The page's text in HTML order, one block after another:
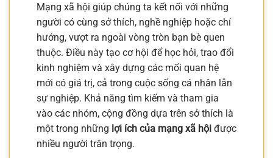
Mạng xã hội giúp chúng ta kết nối với những
người có cùng sở thích, nghề nghiệp hoặc chí
hướng, vượt ra ngoài vòng tròn bạn bè quen
thuộc. Điều này tạo cơ hội để học hỏi, trao đổi
kinh nghiệm và xây dựng các mối quan hệ
mới có giá trị, cả trong cuộc sống cá nhân lẫn
sự nghiệp. Khả năng tìm kiếm và tham gia
vào các nhóm, cộng đồng dựa trên sở thích là
một trong những lợi ích của mạng xã hội được
nhiều người trân trọng.